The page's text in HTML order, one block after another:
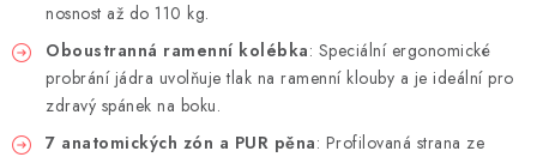
nosnost až do 110 kg.
Oboustranná ramenní kolébka: Speciální ergonomické
probrání jádra uvolňuje tlak na ramenní klouby a je ideální pro
zdravý spánek na boku.
7 anatomických zón a PUR pěna: Profilovaná strana ze